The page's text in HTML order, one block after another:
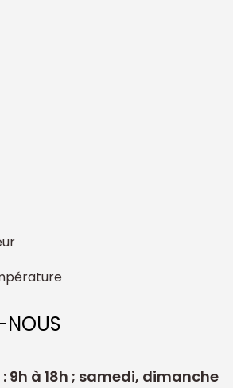
NOUS
9h à 18h ; samedi, dimanche